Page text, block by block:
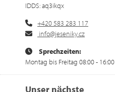
IDDS: aq3ikqx
+420 583 283 117
info@jeseniky.cz
Sprechzeiten:
Montag bis Freitag 08:00 - 16:00
Unser nächste